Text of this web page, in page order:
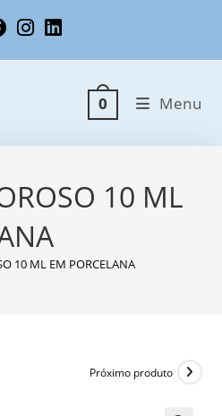
0 Menu
10 ML
10 ML EM PORCELANA
Próximo produto